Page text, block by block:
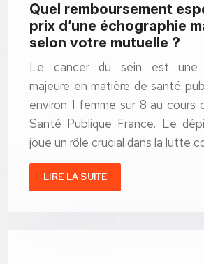
Quel remboursement
prix d’une échographie
selon votre mutuelle ?
Le cancer du sein est une
majeure en matière de santé
environ 1 femme sur 8 au cours
Santé Publique France. Le
joue un rôle crucial dans la lutte
LIRE LA SUITE